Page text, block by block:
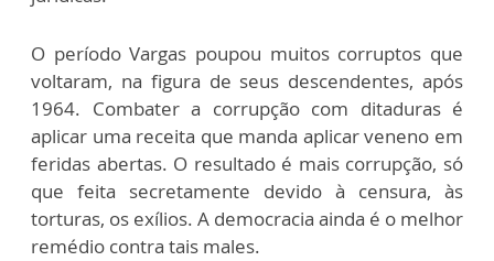
O período Vargas poupou muitos corruptos que
voltaram, na figura de seus descendentes, após
1964. Combater a corrupção com ditaduras é
aplicar uma receita que manda aplicar veneno em
feridas abertas. O resultado é mais corrupção, só
que feita secretamente devido à censura, às
torturas, os exílios. A democracia ainda é o melhor
remédio contra tais males.